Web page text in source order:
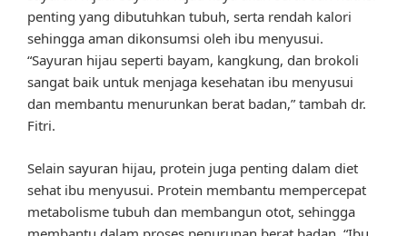
penting yang dibutuhkan tubuh, serta rendah kalori
sehingga aman dikonsumsi oleh ibu menyusui.
“Sayuran hijau seperti bayam, kangkung, dan brokoli
sangat baik untuk menjaga kesehatan ibu menyusui
dan membantu menurunkan berat badan,” tambah dr.
Fitri.
Selain sayuran hijau, protein juga penting dalam diet
sehat ibu menyusui. Protein membantu mempercepat
metabolisme tubuh dan membangun otot, sehingga